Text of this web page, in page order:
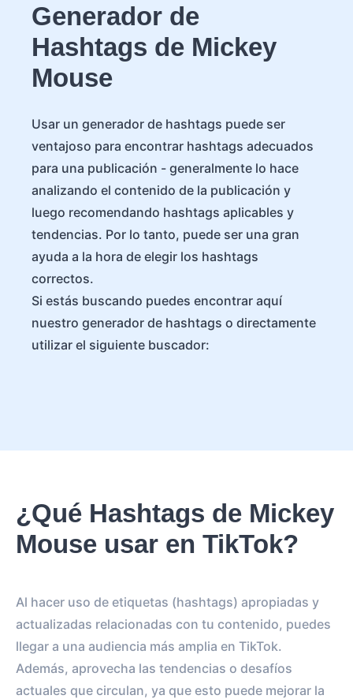
Generador de
Hashtags de Mickey
Mouse
Usar un generador de hashtags puede ser
ventajoso para encontrar hashtags adecuados
para una publicación - generalmente lo hace
analizando el contenido de la publicación y
luego recomendando hashtags aplicables y
tendencias. Por lo tanto, puede ser una gran
ayuda a la hora de elegir los hashtags
correctos.
Si estás buscando puedes encontrar aquí
nuestro generador de hashtags o directamente
utilizar el siguiente buscador:
¿Qué Hashtags de Mickey
Mouse usar en TikTok?
Al hacer uso de etiquetas (hashtags) apropiadas y
actualizadas relacionadas con tu contenido, puedes
llegar a una audiencia más amplia en TikTok.
Además, aprovecha las tendencias o desafíos
actuales que circulan, ya que esto puede mejorar la